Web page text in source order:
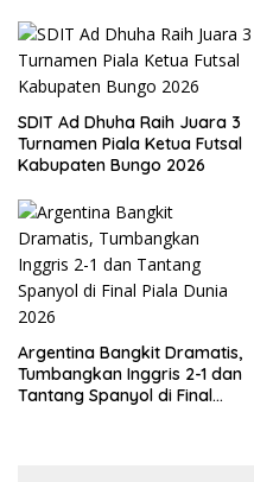
SDIT Ad Dhuha Raih Juara 3
Turnamen Piala Ketua Futsal
Kabupaten Bungo 2026
Argentina Bangkit Dramatis,
Tumbangkan Inggris 2-1 dan
Tantang Spanyol di Final